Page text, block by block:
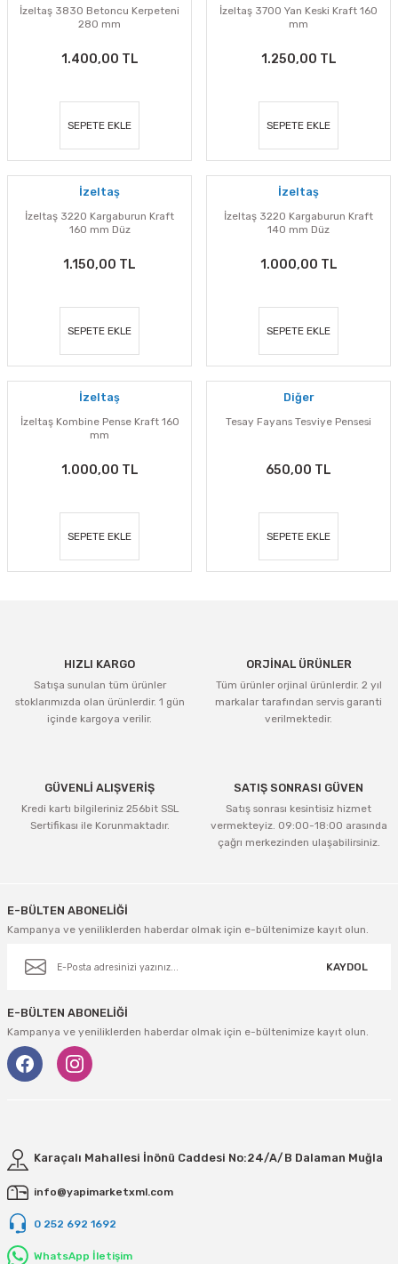
İzeltaş 3830 Betoncu Kerpeteni
280 mm
1.400,00 TL
SEPETE EKLE
İzeltaş 3700 Yan Keski Kraft 160
mm
1.250,00 TL
SEPETE EKLE
İzeltaş
İzeltaş 3220 Kargaburun Kraft
160 mm Düz
1.150,00 TL
SEPETE EKLE
İzeltaş
İzeltaş 3220 Kargaburun Kraft
140 mm Düz
1.000,00 TL
SEPETE EKLE
İzeltaş
İzeltaş Kombine Pense Kraft 160
mm
1.000,00 TL
SEPETE EKLE
Diğer
Tesay Fayans Tesviye Pensesi
650,00 TL
SEPETE EKLE
HIZLI KARGO
Satışa sunulan tüm ürünler
stoklarımızda olan ürünlerdir. 1 gün
içinde kargoya verilir.
ORJİNAL ÜRÜNLER
Tüm ürünler orjinal ürünlerdir. 2 yıl
markalar tarafından servis garanti
verilmektedir.
GÜVENLİ ALIŞVERİŞ
Kredi kartı bilgileriniz 256bit SSL
Sertifikası ile Korunmaktadır.
SATIŞ SONRASI GÜVEN
Satış sonrası kesintisiz hizmet
vermekteyiz. 09:00-18:00 arasında
çağrı merkezinden ulaşabilirsiniz.
E-BÜLTEN ABONELİĞİ
Kampanya ve yeniliklerden haberdar olmak için e-bültenimize kayıt olun.
KAYDOL
E-BÜLTEN ABONELİĞİ
Kampanya ve yeniliklerden haberdar olmak için e-bültenimize kayıt olun.
Karaçalı Mahallesi İnönü Caddesi No:24/A/B Dalaman Muğla
info@yapimarketxml.com
0 252 692 1692
WhatsApp İletişim